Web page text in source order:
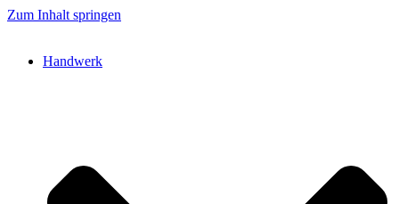
Zum Inhalt springen
Handwerk